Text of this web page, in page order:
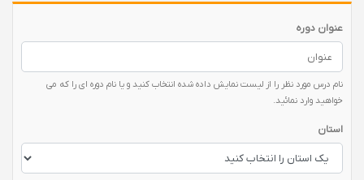
عنوان دوره
نام درس مورد نظر را از لیست نمایش داده شده انتخاب کنید و یا نام دوره ای را که می
خواهید وارد نمائید.
استان